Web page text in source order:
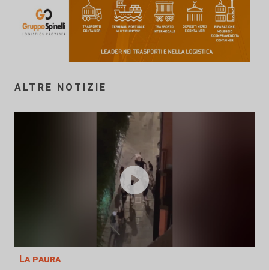
ALTRE NOTIZIE
La paura